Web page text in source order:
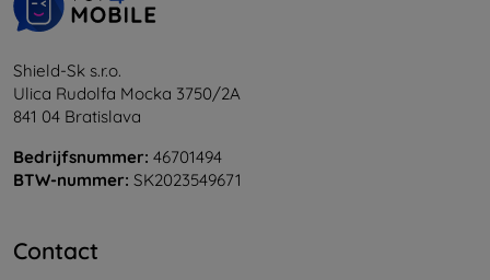
Shield-Sk s.r.o.
Ulica Rudolfa Mocka 3750/2A
841 04 Bratislava
Bedrijfsnummer: 46701494
BTW-nummer: SK2023549671
Contact